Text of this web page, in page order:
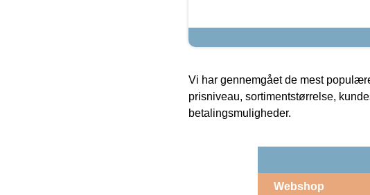
Vi har gennemgået de mest
prisniveau, sortimentstørrelse,
betalingsmuligheder.
Webshop